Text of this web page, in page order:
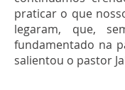
praticar o que
legaram, que,
fundamentado na
salientou o pastor